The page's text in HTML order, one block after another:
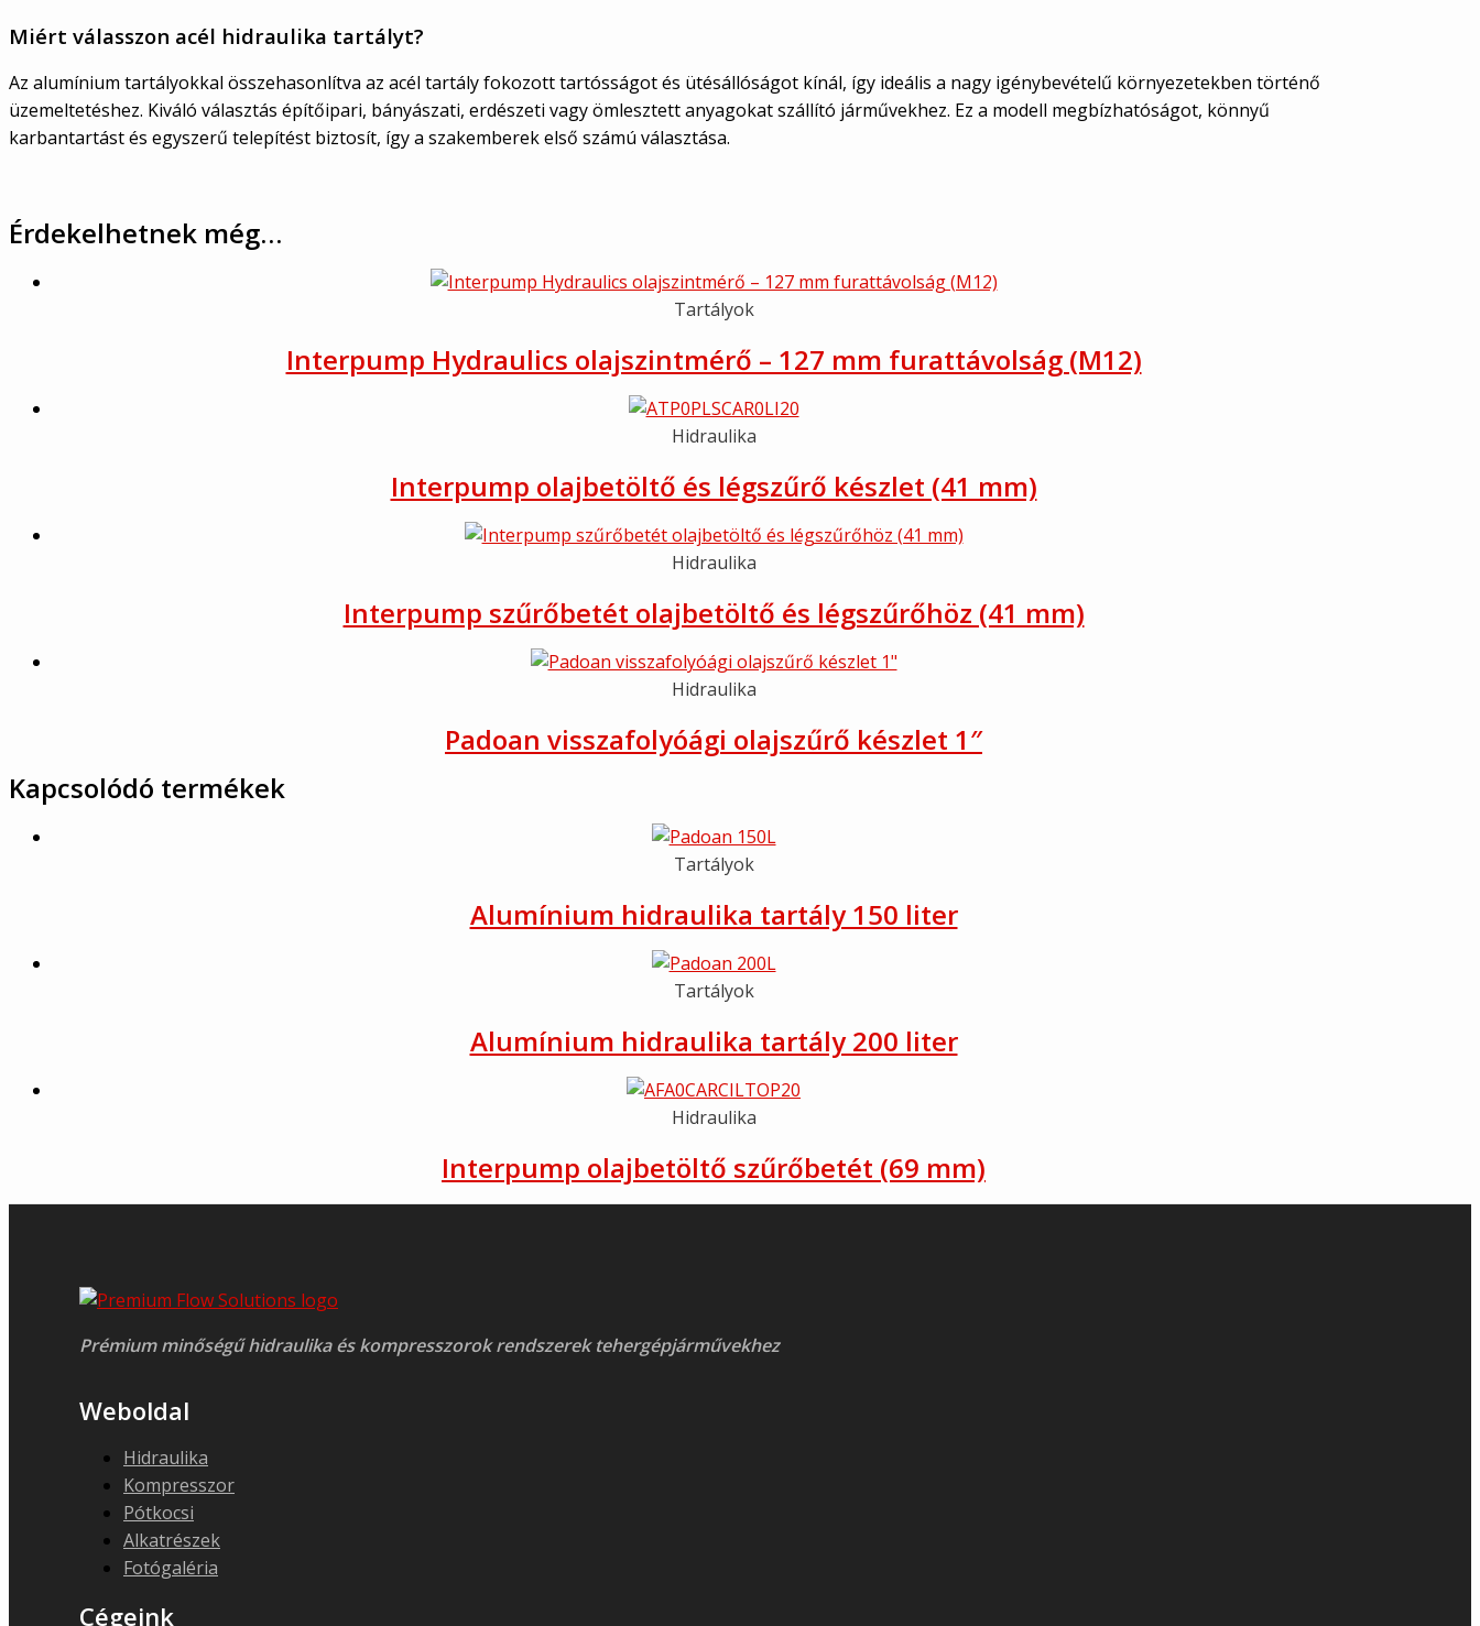
Miért válasszon acél hidraulika tartályt?
Az alumínium tartályokkal összehasonlítva az acél tartály fokozott tartósságot és ütésállóságot kínál, így ideális a nagy igénybevételű környezetekben történő
üzemeltetéshez. Kiváló választás építőipari, bányászati, erdészeti vagy ömlesztett anyagokat szállító járművekhez. Ez a modell megbízhatóságot, könnyű
karbantartást és egyszerű telepítést biztosít, így a szakemberek első számú választása.
Érdekelhetnek még…
Tartályok
Interpump Hydraulics olajszintmérő – 127 mm furattávolság (M12)
Hidraulika
Interpump olajbetöltő és légszűrő készlet (41 mm)
Hidraulika
Interpump szűrőbetét olajbetöltő és légszűrőhöz (41 mm)
Hidraulika
Padoan visszafolyóági olajszűrő készlet 1″
Kapcsolódó termékek
Tartályok
Alumínium hidraulika tartály 150 liter
Tartályok
Alumínium hidraulika tartály 200 liter
Hidraulika
Interpump olajbetöltő szűrőbetét (69 mm)
Prémium minőségű hidraulika és kompresszorok rendszerek tehergépjárművekhez
Weboldal
Hidraulika
Kompresszor
Pótkocsi
Alkatrészek
Fotógaléria
Cégeink